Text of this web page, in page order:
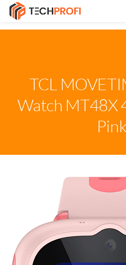
TCL
Watch MT48X
Pink